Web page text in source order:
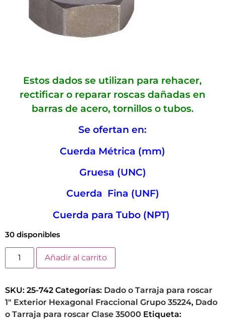
Estos dados se utilizan para rehacer,
rectificar o reparar roscas dañadas en
barras de acero, tornillos o tubos.
Se ofertan en:
Cuerda Métrica (mm)
Gruesa (UNC)
Cuerda Fina (UNF)
Cuerda para Tubo (NPT)
30 disponibles
Añadir al carrito
SKU: 25-742 Categorías: Dado o Tarraja para roscar
1" Exterior Hexagonal Fraccional Grupo 35224, Dado
o Tarraja para roscar Clase 35000 Etiqueta: